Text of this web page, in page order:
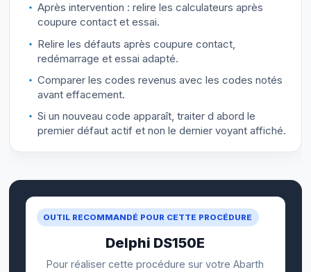
Après intervention : relire les calculateurs après
coupure contact et essai.
Relire les défauts après coupure contact,
redémarrage et essai adapté.
Comparer les codes revenus avec les codes notés
avant effacement.
Si un nouveau code apparaît, traiter d abord le
premier défaut actif et non le dernier voyant affiché.
OUTIL RECOMMANDÉ POUR CETTE PROCÉDURE
Delphi DS150E
Pour réaliser cette procédure sur votre Abarth